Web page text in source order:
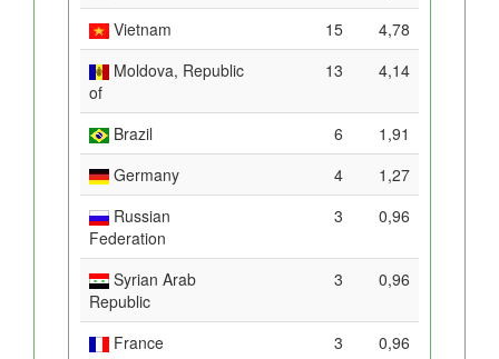
Vietnam
15
4,78
Moldova, Republic
of
13 4,14
Brazil 6
1,91
Germany
4
1,27
Russian
Federation
3 0,96
Syrian Arab
Republic
3 0,96
France 3
0,96